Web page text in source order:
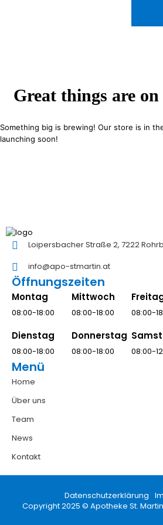
Great things are
Something big is brewing! Our store is in
launching soon!
Loipersbacher Straße 2, 7222
info@apo-stmartin.at
Öffnungszeiten
Montag
08:00-18:00
Dienstag
08:00-18:00
Mittwoch
08:00-18:00
Donnerstag
08:00-18:00
08:00-
08:00-
Menü
Home
Über uns
Team
News
Kontakt
Copyright 2025 © Apotheke St.
Datenschutzerklärung